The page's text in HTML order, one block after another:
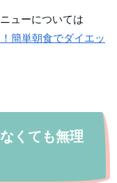
ューについては
簡単朝食でダイエッ
くても無理